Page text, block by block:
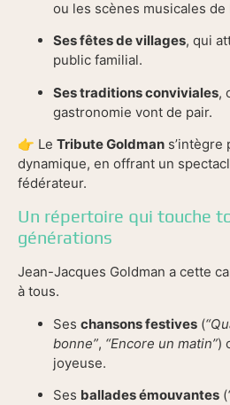
ou les scènes musicales de
Ses fêtes de villages, qui
public familial.
Ses traditions conviviales,
gastronomie vont de pair.
👉 Le Tribute Goldman s’intègre
dynamique, en offrant un
fédérateur.
Un répertoire qui touche
générations
Jean-Jacques Goldman a cette
à tous.
Ses chansons festives (
bonne”, “Encore un matin”)
joyeuse.
Ses ballades émouvantes (